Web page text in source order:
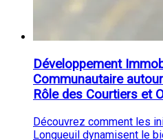
Développement
Communautaire
Rôle des Courtiers et
Découvrez comment les
Longueuil dynamisent le